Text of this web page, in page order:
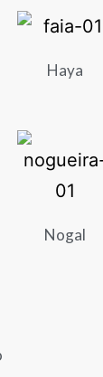
Haya
Nogal